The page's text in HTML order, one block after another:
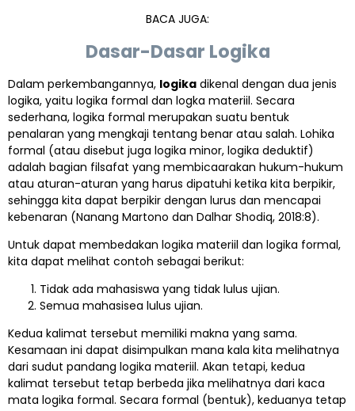
BACA JUGA:
Dasar-Dasar Logika
Dalam perkembangannya, logika dikenal dengan dua jenis
logika, yaitu logika formal dan logka materiil. Secara
sederhana, logika formal merupakan suatu bentuk
penalaran yang mengkaji tentang benar atau salah. Lohika
formal (atau disebut juga logika minor, logika deduktif)
adalah bagian filsafat yang membicaarakan hukum-hukum
atau aturan-aturan yang harus dipatuhi ketika kita berpikir,
sehingga kita dapat berpikir dengan lurus dan mencapai
kebenaran (Nanang Martono dan Dalhar Shodiq, 2018:8).
Untuk dapat membedakan logika materiil dan logika formal,
kita dapat melihat contoh sebagai berikut:
Tidak ada mahasiswa yang tidak lulus ujian.
Semua mahasisea lulus ujian.
Kedua kalimat tersebut memiliki makna yang sama.
Kesamaan ini dapat disimpulkan mana kala kita melihatnya
dari sudut pandang logika materiil. Akan tetapi, kedua
kalimat tersebut tetap berbeda jika melihatnya dari kaca
mata logika formal. Secara formal (bentuk), keduanya tetap